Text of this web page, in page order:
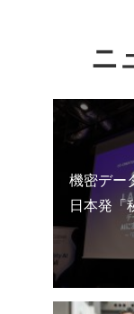
ニ
機密デー
日本発「